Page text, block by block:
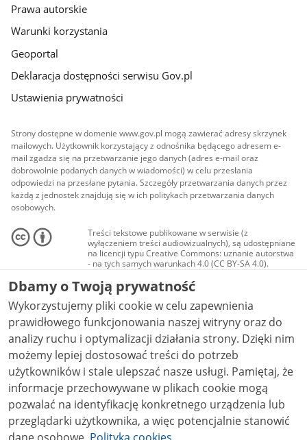
Prawa autorskie
Warunki korzystania
Geoportal
Deklaracja dostępności serwisu Gov.pl
Ustawienia prywatności
Strony dostępne w domenie www.gov.pl mogą zawierać adresy skrzynek
mailowych. Użytkownik korzystający z odnośnika będącego adresem e-
mail zgadza się na przetwarzanie jego danych (adres e-mail oraz
dobrowolnie podanych danych w wiadomości) w celu przesłania
odpowiedzi na przesłane pytania. Szczegóły przetwarzania danych przez
każdą z jednostek znajdują się w ich politykach przetwarzania danych
osobowych.
Treści tekstowe publikowane w serwisie (z
wyłączeniem treści audiowizualnych), są udostępniane
na licencji typu Creative Commons: uznanie autorstwa
- na tych samych warunkach 4.0 (CC BY-SA 4.0).
Materiały audiowizualne, w tym zdjęcia, materiały
audio i wideo, są udostępniane na licencji typu
Creative Commons: uznanie autorstwa użycie
niekomercyjne - bez utworów zależnych 4.0 (CC BY-
NC-ND 4.0), o ile nie jest to stwierdzone inaczej.
Dbamy o Twoją prywatność
Wykorzystujemy pliki cookie w celu zapewnienia
prawidłowego funkcjonowania naszej witryny oraz do
analizy ruchu i optymalizacji działania strony. Dzięki nim
możemy lepiej dostosować treści do potrzeb
użytkowników i stale ulepszać nasze usługi. Pamiętaj, że
informacje przechowywane w plikach cookie mogą
pozwalać na identyfikację konkretnego urządzenia lub
przeglądarki użytkownika, a więc potencjalnie stanowić